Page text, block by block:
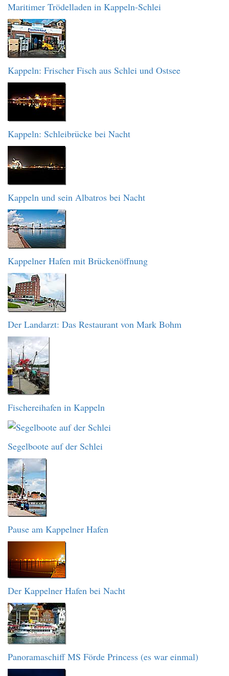
Maritimer Trödelladen in Kappeln-Schlei
Kappeln: Frischer Fisch aus Schlei und Ostsee
Kappeln: Schleibrücke bei Nacht
Kappeln und sein Albatros bei Nacht
Kappelner Hafen mit Brückenöffnung
Der Landarzt: Das Restaurant von Mark Bohm
Fischereihafen in Kappeln
Segelboote auf der Schlei
Pause am Kappelner Hafen
Der Kappelner Hafen bei Nacht
Panoramaschiff MS Förde Princess (es war einmal)